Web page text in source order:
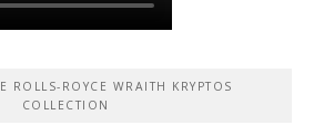
ROLLS-ROYCE WRAITH KRYPTOS
COLLECTION